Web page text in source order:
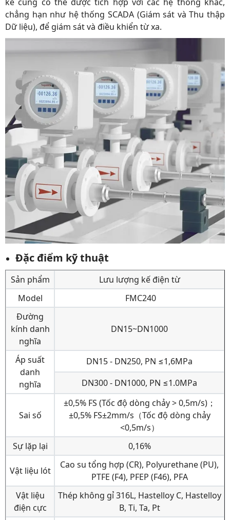
chẳng hạn như hệ thống SCADA (Giám sát và Thu thập
Dữ liệu), để giám sát và điều khiển từ xa.
Đặc điểm kỹ thuật
Sản phẩm
Lưu lượng kế điện từ
Model
FMC240
Đường
kính danh
nghĩa
DN15~DN1000
Áp suất
danh
nghĩa
DN15 - DN250, PN ≤1,6MPa
DN300 - DN1000, PN ≤1.0MPa
Sai số
±0,5% FS (Tốc độ dòng chảy > 0,5m/s)；
±0,5% FS±2mm/s（Tốc độ dòng chảy
<0,5m/s）
Sự lặp lại
0,16%
Vật liệu lót
Cao su tổng hợp (CR), Polyurethane (PU),
PTFE (F4), PFEP (F46), PFA
Vật liệu
điện cực
Thép không gỉ 316L, Hastelloy C, Hastelloy
B, Ti, Ta, Pt